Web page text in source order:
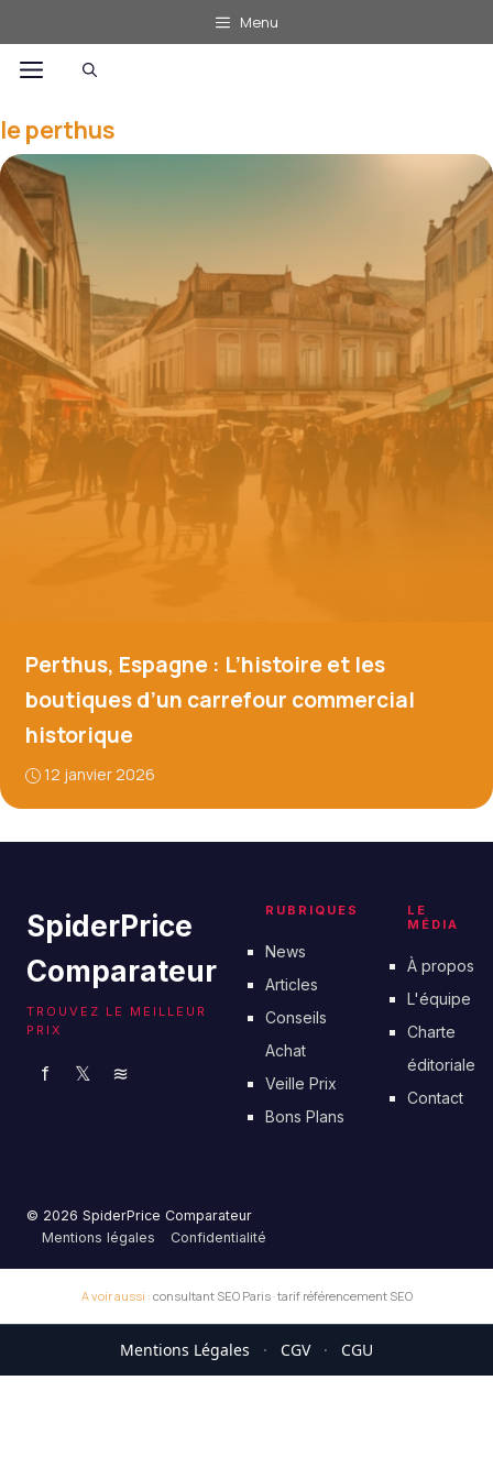
au
contenu
Menu
Menu
le perthus
Perthus, Espagne : L’histoire et les
boutiques d’un carrefour commercial
historique
12 janvier 2026
SpiderPrice
Comparateur
TROUVEZ LE MEILLEUR
PRIX
f 𝕏 ≋
RUBRIQUES
News
Articles
Conseils
Achat
Veille Prix
Bons Plans
LE
MÉDIA
À propos
L'équipe
Charte
éditoriale
Contact
© 2026 SpiderPrice Comparateur
Mentions légales
Confidentialité
A voir aussi : consultant SEO Paris·tarif référencement SEO
Mentions Légales · CGV · CGU